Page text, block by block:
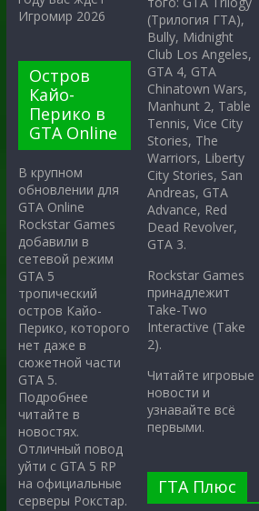
Игромир 2026
Остров
Кайо-
Перико в
GTA Online
В крупном
обновлении для
GTA Online
Rockstar Games
добавили в
сетевой режим
GTA 5
тропический
остров Кайо-
Перико, которого
нет даже в
сюжетной части
GTA 5.
Подробнее
читайте в
новостях.
Отличный повод
уйти с GTA 5 RP
на официальные
серверы Рокстар.
(Трилогия ГТА),
Bully, Midnight
Club Los Angeles,
GTA 4, GTA
Chinatown Wars,
Manhunt 2, Table
Tennis, Vice City
Stories, The
Warriors, Liberty
City Stories, San
Andreas, GTA
Advance, Red
Dead Revolver,
GTA 3.
Rockstar Games
принадлежит
Take-Two
Interactive (Take
2).
Читайте игровые
новости и
узнавайте всё
первыми.
ГТА Плюс